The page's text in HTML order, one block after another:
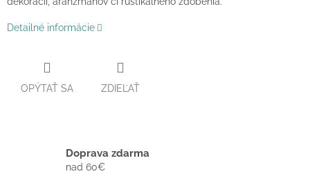
Detailné informácie
OPÝTAŤ SA ZDIEĽAŤ
Doprava zdarma
nad 60€